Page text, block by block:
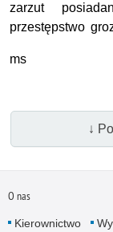
zarzut
przestępstwo
ms
↓
O nas
Kierownictwo